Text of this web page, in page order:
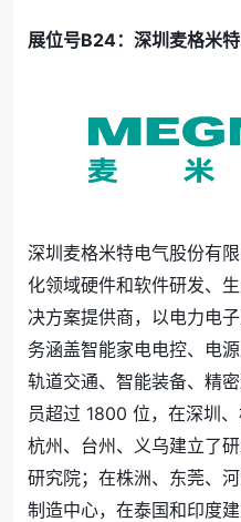
展位号B24：深圳麦格米
深圳麦格米特电气股份有
化领域硬件和软件研发、
决方案提供商，以电力电
务涵盖智能家电电控、电
轨道交通、智能装备、精
员超过 1800 位，在深圳
杭州、台州、义乌建立了
研究院；在株洲、东莞、
制造中心，在泰国和印度